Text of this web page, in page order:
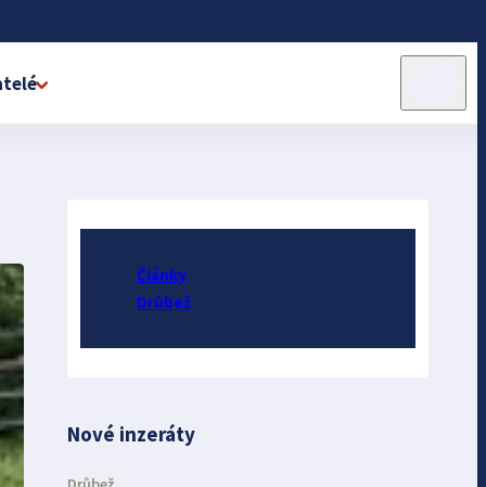
Články
Drůbež
Nové inzeráty